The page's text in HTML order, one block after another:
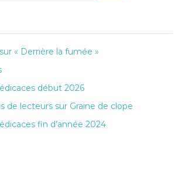
c
« Derrière la fumée »
début 2026
de lecteurs sur Graine de clope
fin d’année 2024